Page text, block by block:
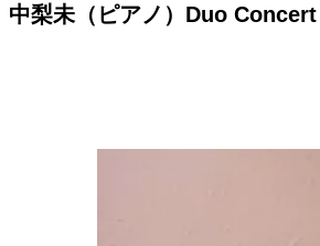
中梨未（ピアノ）Duo Concert